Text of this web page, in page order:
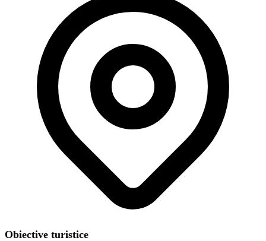
Obiective turistice